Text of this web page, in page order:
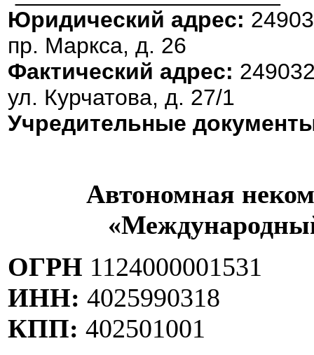
Юридический адрес:
пр. Маркса, д. 26
Фактический адрес:
ул. Курчатова, д. 27/1
Учредительные
Автономная
ОГРН 1124000001531
ИНН: 4025990318
КПП: 402501001